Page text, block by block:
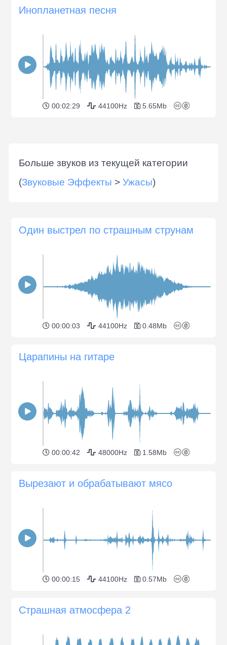
Инопланетная песня
00:02:29 44100Hz 5.65Mb
Больше звуков из текущей категории
(Звуковые Эффекты > Ужасы)
Один выстрел по страшным струнам
00:00:03 44100Hz 0.48Mb
Царапины на гитаре
00:00:42 48000Hz 1.58Mb
Вырезают и обрабатывают мясо
00:00:15 44100Hz 0.57Mb
Страшная атмосфера 2